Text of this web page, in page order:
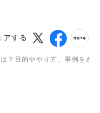
アする
？目的ややり方、事例をわ